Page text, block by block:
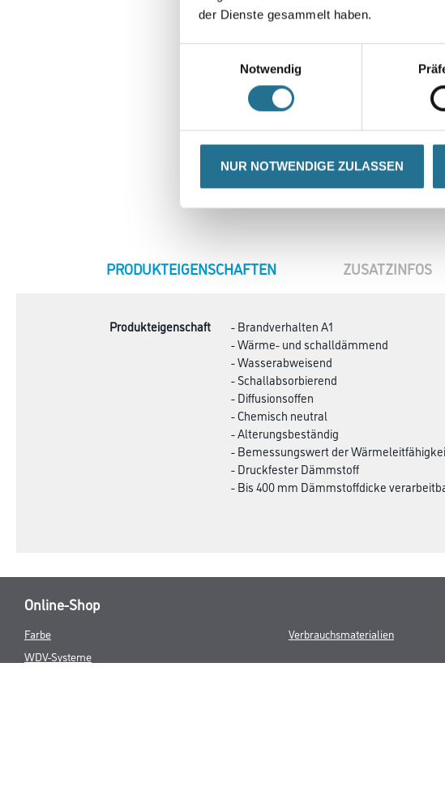
der Dienste gesammelt haben.
Notwendig
NUR NOTWENDIGE ZULASSEN
CURRENT
PRODUKTEIGENSCHAFTEN ZUSATZINFOS
Produkteigenschaft
- Brandverhalten A1
- Wärme- und schalldämmend
- Wasserabweisend
- Schallabsorbierend
- Diffusionsoffen
- Chemisch neutral
- Alterungsbeständig
- Bemessungswert der
- Druckfester Dämmstoff
- Bis 400 mm Dämmstoffdicke
Online-Shop
Farbe
WDV-Systeme
Verbrauchsmaterialien